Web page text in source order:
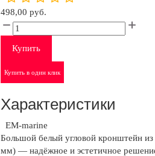
498,00 руб.
Купить
Купить в один клик
Характеристики
EM-marine
Большой белый угловой кронштейн
мм) — надёжное и эстетичное